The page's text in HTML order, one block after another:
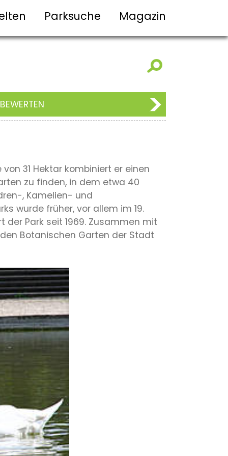
Parksuche Magazin
31 Hektar kombiniert er einen
zu finden, in dem etwa 40
, Kamelien- und
wurde früher, vor allem im 19.
Park seit 1969. Zusammen mit
Botanischen Garten der Stadt